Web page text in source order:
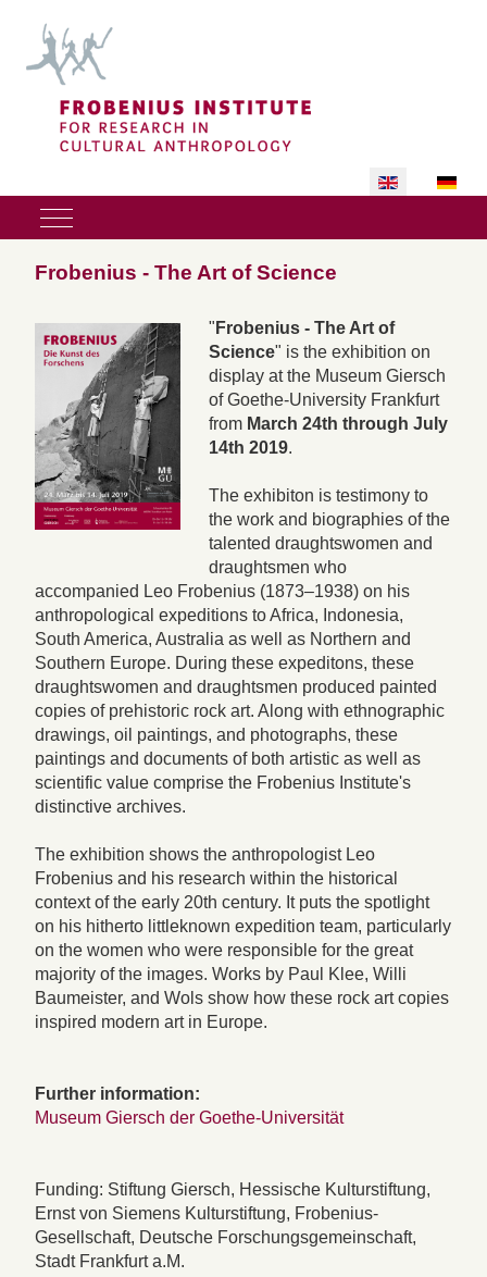
Select your
Mobile Menu Toggle
Frobenius - The Art of Science
" Frobenius - The Art of
Science" is the exhibition on
display at the Museum Giersch
of Goethe-University Frankfurt
from March 24th through July
14th 2019.
The exhibiton is testimony to
the work and biographies of the
talented draughtswomen and
draughtsmen who
accompanied Leo Frobenius (1873–1938) on his
anthropological expeditions to Africa, Indonesia,
South America, Australia as well as Northern and
Southern Europe. During these expeditons, these
draughtswomen and draughtsmen produced painted
copies of prehistoric rock art. Along with ethnographic
drawings, oil paintings, and photographs, these
paintings and documents of both artistic as well as
scientific value comprise the Frobenius Institute's
distinctive archives.
The exhibition shows the anthropologist Leo
Frobenius and his research within the historical
context of the early 20th century. It puts the spotlight
on his hitherto littleknown expedition team, particularly
on the women who were responsible for the great
majority of the images. Works by Paul Klee, Willi
Baumeister, and Wols show how these rock art copies
inspired modern art in Europe.
Further information:
Museum Giersch der Goethe-Universität
Funding: Stiftung Giersch, Hessische Kulturstiftung,
Ernst von Siemens Kulturstiftung, Frobenius-
Gesellschaft, Deutsche Forschungsgemeinschaft,
Stadt Frankfurt a.M.